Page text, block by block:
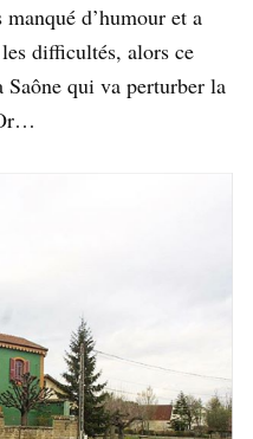
manqué d’humour et a
difficultés, alors ce
Saône qui va perturber la